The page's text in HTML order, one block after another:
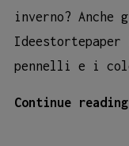
inverno?
pennelli e i
Continue reading